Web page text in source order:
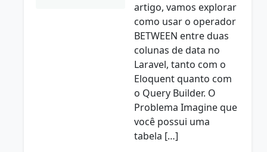
artigo, vamos explorar
como usar o operador
BETWEEN entre duas
colunas de data no
Laravel, tanto com o
Eloquent quanto com
o Query Builder. O
Problema Imagine que
você possui uma
tabela […]